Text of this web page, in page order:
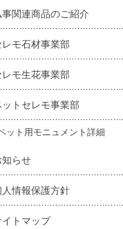
事関連商品のご紹介
レモ石材事業部
レモ生花事業部
ットセレモ事業部
ット用モニュメント詳細
知らせ
人情報保護方針
イトマップ